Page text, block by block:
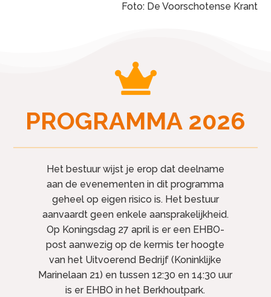
Foto: De Voorschotense Krant

PROGRAMMA 2026
Het bestuur wijst je erop dat deelname
aan de evenementen in dit programma
geheel op eigen risico is. Het bestuur
aanvaardt geen enkele aansprakelijkheid.
Op Koningsdag 27 april is er een EHBO-
post aanwezig op de kermis ter hoogte
van het Uitvoerend Bedrijf (Koninklijke
Marinelaan 21) en tussen 12:30 en 14:30 uur
is er EHBO in het Berkhoutpark.